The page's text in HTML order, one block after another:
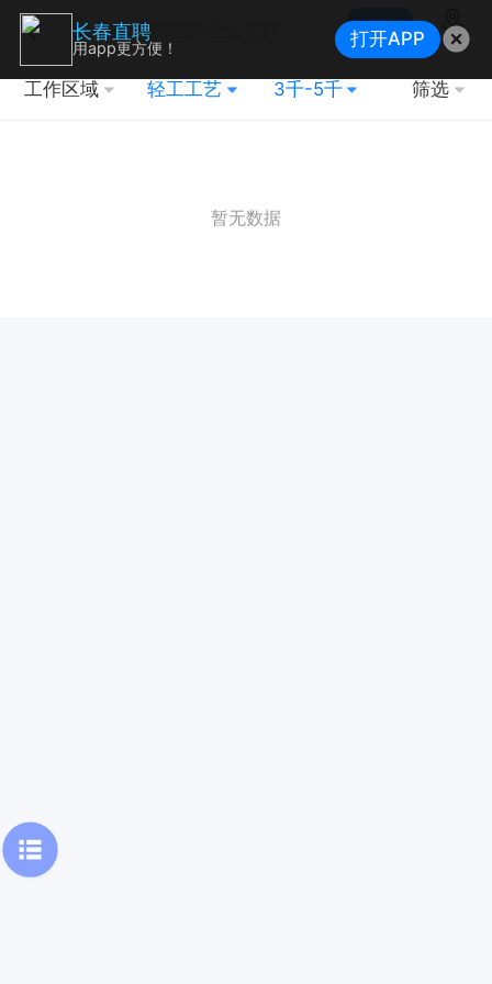
搜索
地图
工作区域 轻工工艺 3千-5千 筛选
暂无数据
长春直聘
用app更方便！ 打开APP